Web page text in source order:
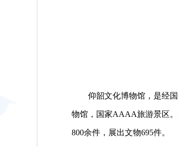
仰韶文化博物馆，是经国
物馆，国家AAAA旅游景区
800余件，展出文物695件。